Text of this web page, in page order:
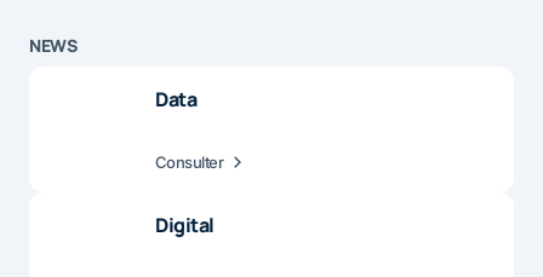
NEWS
Data
Consulter
Digital